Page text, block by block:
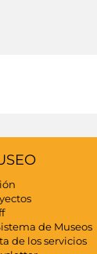
de Museos
de los servicios